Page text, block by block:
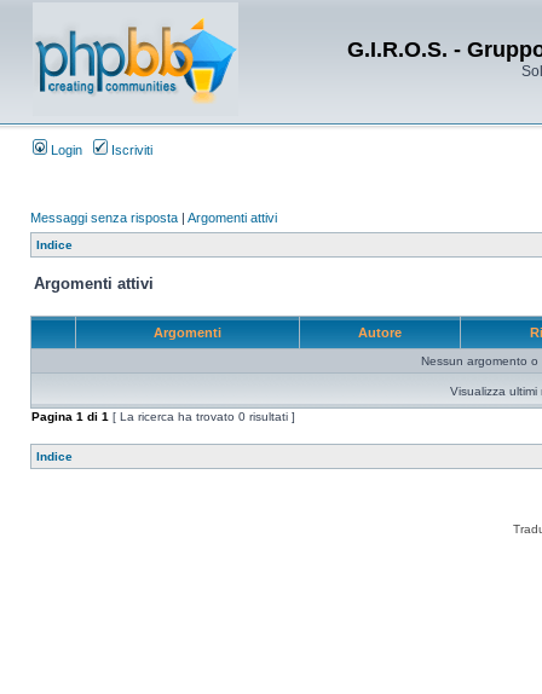
G.I.R.O.S. -
Login Iscriviti
Messaggi senza risposta | Argomenti attivi
Indice
Argomenti attivi
Argomenti Autore
Nessun argomento o
Visualizza ultimi
Pagina 1 di 1 [ La ricerca ha trovato 0 risultati ]
Indice